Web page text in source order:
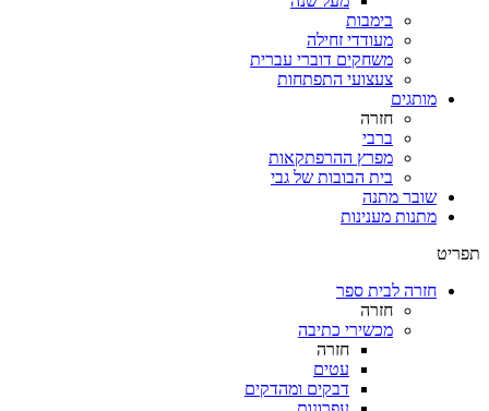
בימבות
מעודדי זחילה
משחקים דוברי עברית
צעצועי התפתחות
מותגים
חזרה
ברבי
מפרץ ההרפתקאות
בית הבובות של גבי
שובר מתנה
מתנות מענינות
תפריט
חזרה לבית ספר
חזרה
מכשירי כתיבה
חזרה
עטים
דבקים ומהדקים